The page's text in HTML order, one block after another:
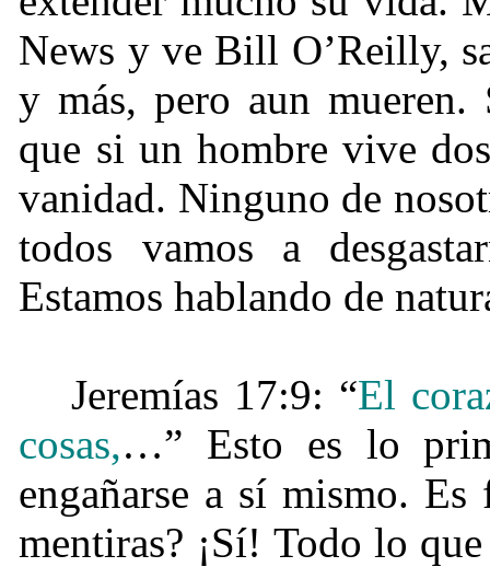
News y ve Bill O’Reilly,
y más, pero aun mueren.
que si un hombre vive
vanidad. Ninguno de
todos vamos a
Estamos hablando de
Jeremías 17:9: “El
cosas,…” Esto es lo
engañarse a sí mismo.
mentiras? ¡Sí! Todo lo